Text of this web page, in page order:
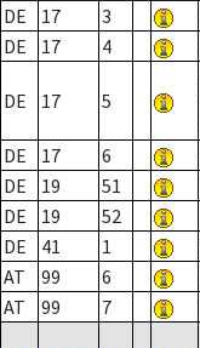
DE
17 3
DE
17 4
DE 17 5
DE 17 6
DE
19 51
DE
19 52
DE
41 1
AT
99 6
AT
99 7